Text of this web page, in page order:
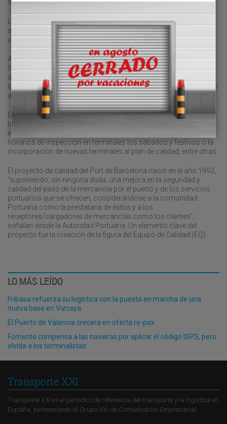
siendo la duración máxima del contrato de cuatro años.
La empresa adjudicataria deberá controlar los procesos del
sistema de calidad en las terminales de contenedores, de
vehículos y en área PIF.
Además, el adjudicatario deberá realizar la asistencia a los
Servicios de Inspección en Frontera y la gestión de las solicitudes
de posicionados de contenedores para su inspección, así como
la verificación y control de la recepción de desechos de buques de
acuerdo con el Convenio Marpol.
El contrato deberá dar respuesta a las actuales necesidades, pero
también a todas aquellas nuevas que puedan surgir,
especialmente aquellas que provengan de la ampliación de
horarios de inspección en terminales los sábados y festivos o la
incorporación de nuevas terminales al plan de calidad, entre otras.
El proyecto de calidad del Port de Barcelona nació en el año 1993,
“suponiendo, sin ninguna duda, una mejora en la seguridad y
calidad del paso de la mercancía por el puerto y de los servicios
portuarios que se ofrecen, considerándose a la comunidad
Portuaria como la prestataria de éstos y a los
receptores/cargadores de mercancías como los clientes”,
señalan desde la Autoridad Portuaria. Un elemento clave del
proyecto fue la creación de la figura del Equipo de Calidad (EQ).
LO MÁS LEÍDO
Fribasa refuerza su logística con la puesta en marcha de una
nueva base en Vizcaya
El Puerto de Valencia crecerá en oferta ro-pax
Fomento compensa a las navieras por aplicar el código ISPS, pero
olvida a los terminalistas
Transporte XXI
Transporte XXI es el periódico de referencia del transporte y la logística en
España, perteneciente al Grupo XXI de Comunicación Empresarial.